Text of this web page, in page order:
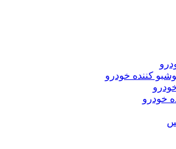
کننده خودرو
خودرو